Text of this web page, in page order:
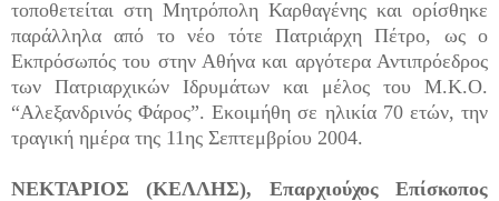
τοποθετείται στη Μητρόπολη Καρθαγένης και ορίσθηκε
παράλληλα από το νέο τότε Πατριάρχη Πέτρο, ως ο
Εκπρόσωπός του στην Αθήνα και αργότερα Αντιπρόεδρος
των Πατριαρχικών Ιδρυμάτων και μέλος του Μ.Κ.Ο.
“Αλεξανδρινός Φάρος”.Εκοιμήθη σε ηλικία 70 ετών, την
τραγική ημέρα της 11ης Σεπτεμβρίου 2004.
ΝΕΚΤΑΡΙΟΣ (ΚΕΛΛΗΣ), Επαρχιούχος Επίσκοπος